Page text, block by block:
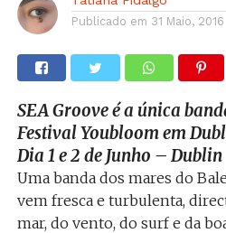
Publicado em 31 Maio, 2016
SEA Groove é a única
Festival Youbloom em
Dia 1 e 2 de Junho – Dublin
Uma banda dos mares do
vem fresca e turbulenta,
mar, do vento, do surf e da